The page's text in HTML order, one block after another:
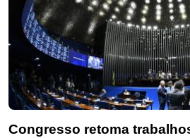
Congresso retoma